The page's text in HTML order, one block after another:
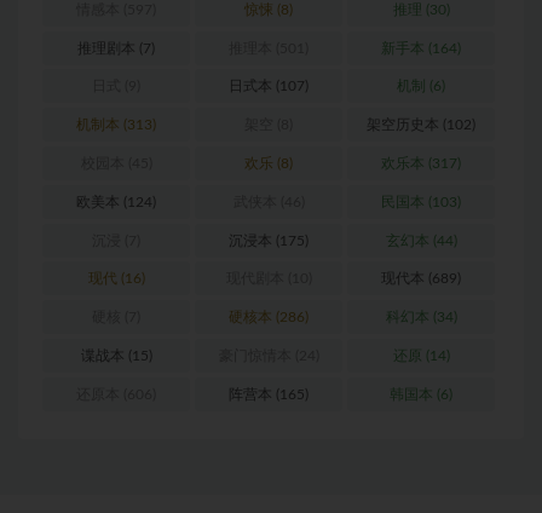
惊悚 (8) 推理 (30)
推理剧本 (7) 新手本 (164)
日式本 (107) 机制 (6)
机制本 (313) 架空历史本 (102)
欢乐 (8) 欢乐本 (317)
欧美本 (124) 民国本 (103)
沉浸本 (175) 玄幻本 (44)
现代 (16) 现代本 (689)
硬核本 (286) 科幻本 (34)
谍战本 (15) 还原 (14)
阵营本 (165) 韩国本 (6)